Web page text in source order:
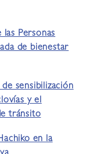
Personas
de bienestar
sensibilización
y el
tránsito
en la